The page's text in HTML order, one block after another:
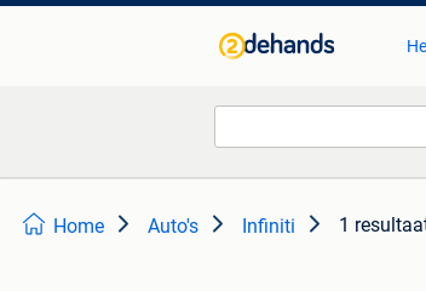
Home Auto's Infiniti 1